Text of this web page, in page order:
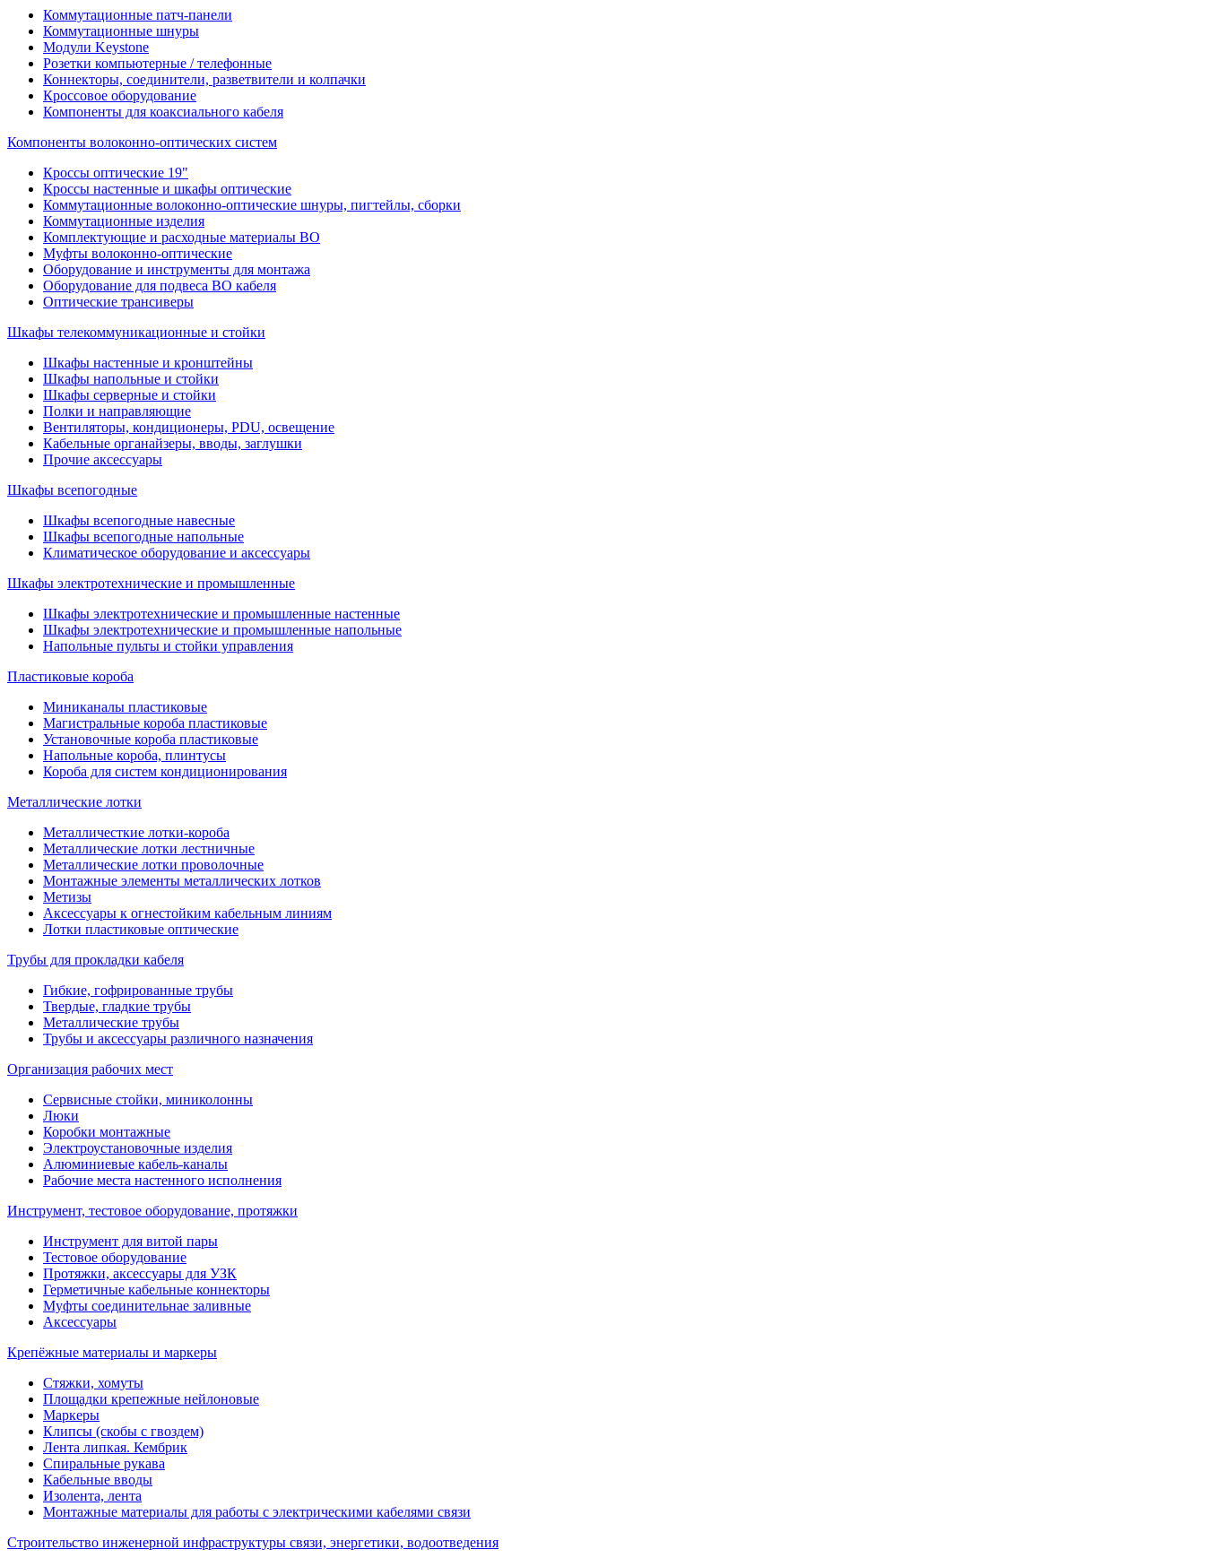
Коммутационные патч-панели
Коммутационные шнуры
Модули Keystone
Розетки компьютерные / телефонные
Коннекторы, соединители, разветвители и колпачки
Кроссовое оборудование
Компоненты для коаксиального кабеля
Компоненты волоконно-оптических систем
Кроссы оптические 19"
Кроссы настенные и шкафы оптические
Коммутационные волоконно-оптические шнуры, пигтейлы, сборки
Коммутационные изделия
Комплектующие и расходные материалы ВО
Муфты волоконно-оптические
Оборудование и инструменты для монтажа
Оборудование для подвеса ВО кабеля
Оптические трансиверы
Шкафы телекоммуникационные и стойки
Шкафы настенные и кронштейны
Шкафы напольные и стойки
Шкафы серверные и стойки
Полки и направляющие
Вентиляторы, кондиционеры, PDU, освещение
Кабельные органайзеры, вводы, заглушки
Прочие аксеcсуары
Шкафы всепогодные
Шкафы всепогодные навесные
Шкафы всепогодные напольные
Климатическое оборудование и аксессуары
Шкафы электротехнические и промышленные
Шкафы электротехнические и промышленные настенные
Шкафы электротехнические и промышленные напольные
Напольные пульты и стойки управления
Пластиковые короба
Миниканалы пластиковые
Магистральные короба пластиковые
Установочные короба пластиковые
Напольные короба, плинтусы
Короба для систем кондиционирования
Металлические лотки
Металличесткие лотки-короба
Металлические лотки лестничные
Металлические лотки проволочные
Монтажные элементы металлических лотков
Метизы
Аксессуары к огнестойким кабельным линиям
Лотки пластиковые оптические
Трубы для прокладки кабеля
Гибкие, гофрированные трубы
Твердые, гладкие трубы
Металлические трубы
Трубы и аксессуары различного назначения
Организация рабочих мест
Сервисные стойки, миниколонны
Люки
Коробки монтажные
Электроустановочные изделия
Алюминиевые кабель-каналы
Рабочие места настенного исполнения
Инструмент, тестовое оборудование, протяжки
Инструмент для витой пары
Тестовое оборудование
Протяжки, аксессуары для УЗК
Герметичные кабельные коннекторы
Муфты соединительнае заливные
Аксессуары
Крепёжные материалы и маркеры
Стяжки, хомуты
Площадки крепежные нейлоновые
Маркеры
Клипсы (скобы с гвоздем)
Лента липкая. Кембрик
Спиральные рукава
Кабельные вводы
Изолента, лента
Монтажные материалы для работы с электрическими кабелями связи
Строительство инженерной инфраструктуры связи, энергетики, водоотведения